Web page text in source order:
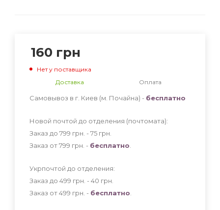
160 грн
Нет у поставщика
Доставка
Оплата
Самовывоз в г. Киев (м. Почайна) - бесплатно
Новой почтой до отделения (почтомата):
Заказ до 799 грн. - 75 грн
Заказ от 799 грн. - бесплатно
Укрпочтой до отделения:
Заказ до 499 грн. - 40 грн
Заказ от 499 грн. - бесплатно